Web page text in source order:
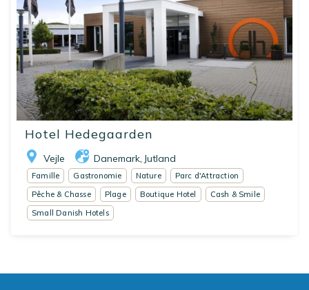
Hotel Hedegaarden
Vejle Danemark Jutland
Famille Gastronomie Nature
Parc d'Attraction
Pêche & Chasse
Plage Boutique Hotel
Cash & Smile
Small Danish Hotels